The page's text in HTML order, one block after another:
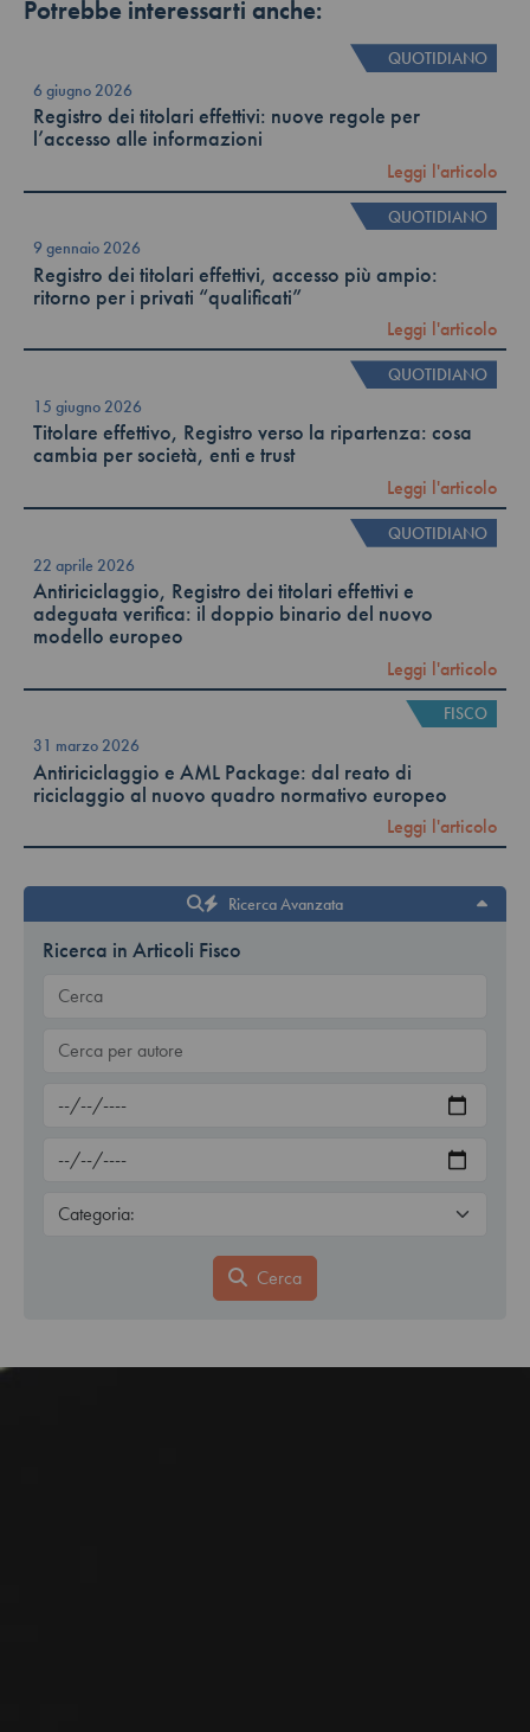
Potrebbe interessarti anche:
QUOTIDIANO
6 giugno 2026
Registro dei titolari effettivi: nuove regole per
l’accesso alle informazioni
Leggi l'articolo
QUOTIDIANO
9 gennaio 2026
Registro dei titolari effettivi, accesso più ampio:
ritorno per i privati “qualificati”
Leggi l'articolo
QUOTIDIANO
15 giugno 2026
Titolare effettivo, Registro verso la ripartenza: cosa
cambia per società, enti e trust
Leggi l'articolo
QUOTIDIANO
22 aprile 2026
Antiriciclaggio, Registro dei titolari effettivi e
adeguata verifica: il doppio binario del nuovo
modello europeo
Leggi l'articolo
FISCO
31 marzo 2026
Antiriciclaggio e AML Package: dal reato di
riciclaggio al nuovo quadro normativo europeo
Leggi l'articolo
Ricerca Avanzata
Ricerca in Articoli Fisco
Cerca